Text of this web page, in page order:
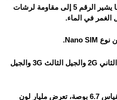
إلى حماية ممتازة من الغبار، بينما يشير الرقم 5 إلى مقاومة لرشات
الغمر في الماء.
يدعم شبكات إتصالات الجيل الثاني 2G والجيل الثالث 3G والجيل
بقياس 6.7 بوصة، تعرض مليار لون